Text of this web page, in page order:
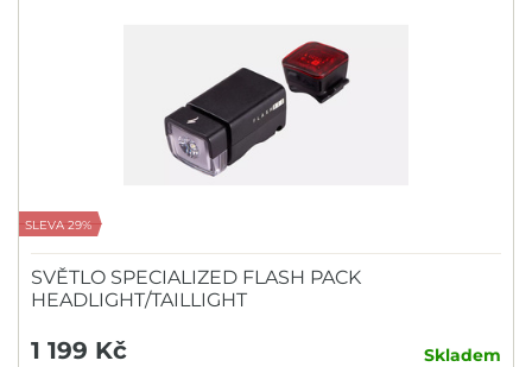
SLEVA 29%
SVĚTLO SPECIALIZED FLASH PACK
HEADLIGHT/TAILLIGHT
1 199 Kč Skladem